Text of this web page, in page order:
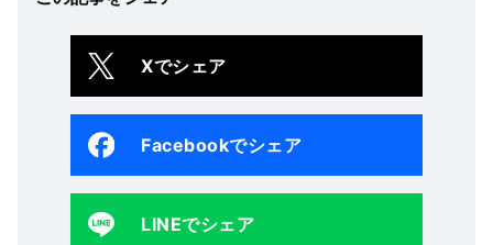
Xでシェア
Facebookでシェア
LINEでシェア